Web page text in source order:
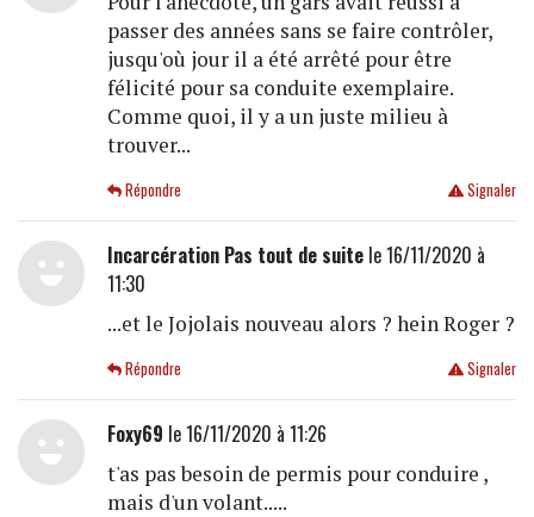
passer des années sans se faire contrôler,
jusqu'où jour il a été arrêté pour être
félicité pour sa conduite exemplaire.
Comme quoi, il y a un juste milieu à
trouver...
Signaler
Répondre
Incarcération Pas tout de suitele 16/11/2020 à
11:30
...et le Jojolais nouveau alors ? hein Roger ?
Signaler
Répondre
Foxy69 le 16/11/2020 à 11:26
t'as pas besoin de permis pour conduire ,
mais d'un volant.....